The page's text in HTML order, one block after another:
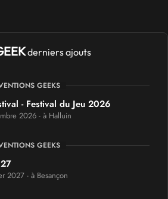
derniers ajouts
GEEKS
- Festival du Jeu 2026
2026 - à Halluin
GEEKS
2027 - à Besançon